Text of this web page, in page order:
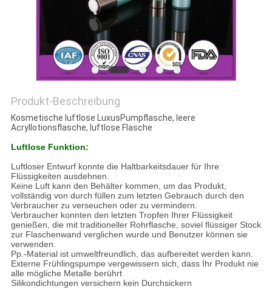
Produkt-Beschreibung
Kosmetische luftlose LuxusPumpflasche, leere
Acryllotionsflasche, luftlose Flasche
Luftlose Funktion:
Luftloser Entwurf konnte die Haltbarkeitsdauer für Ihre
Flüssigkeiten ausdehnen.
Keine Luft kann den Behälter kommen, um das Produkt,
vollständig von durch füllen zum letzten Gebrauch durch den
Verbraucher zu verseuchen oder zu vermindern.
Verbraucher konnten den letzten Tropfen Ihrer Flüssigkeit
genießen, die mit traditioneller Rohrflasche, soviel flüssiger Stock
zur Flaschenwand verglichen wurde und Benutzer können sie
verwenden.
Pp.-Material ist umweltfreundlich, das aufbereitet werden kann.
Externe Frühlingspumpe vergewissern sich, dass Ihr Produkt nie
alle mögliche Metalle berührt
Silikondichtungen versichern kein Durchsickern